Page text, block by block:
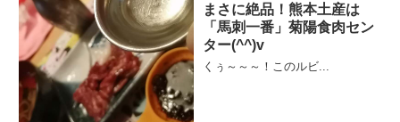
まさに絶品！熊本土産は
「馬刺一番」菊陽食肉セン
ター(^^)v
くぅ～～～！このルビ...